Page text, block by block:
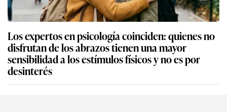
Los expertos en psicología coinciden: quienes no
disfrutan de los abrazos tienen una mayor
sensibilidad a los estímulos físicos y no es por
desinterés